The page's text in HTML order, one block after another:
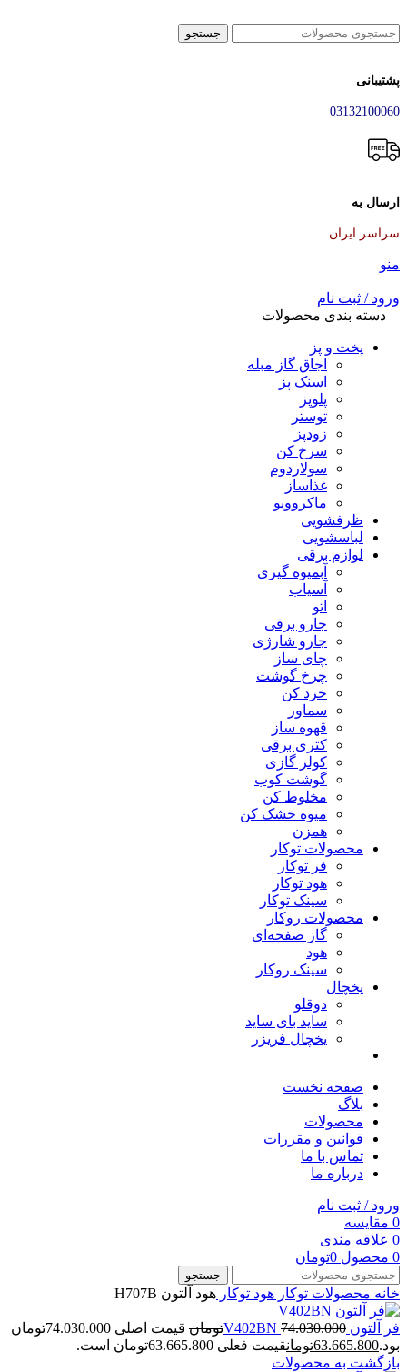
جستجو
پشتیبانی
03132100060
ارسال به
سراسر ایران
منو
ورود / ثبت نام
دسته بندی محصولات
پخت و پز
اجاق گاز مبله
اسنک پز
پلوپز
توستر
زودپز
سرخ کن
سولاردوم
غذاساز
ماکروویو
ظرفشویی
لباسشویی
لوازم برقی
آبمیوه گیری
آسیاب
اتو
جارو برقی
جارو شارژی
چای ساز
چرخ گوشت
خرد کن
سماور
قهوه ساز
کتری برقی
کولر گازی
گوشت کوب
مخلوط کن
میوه خشک کن
همزن
محصولات توکار
فر توکار
هود توکار
سینک توکار
محصولات روکار
گاز صفحه‌ای
هود
سینک روکار
یخچال
دوقلو
ساید بای ساید
یخچال فریزر
صفحه نخست
بلاگ
محصولات
قوانین و مقررات
تماس با ما
درباره ما
ورود / ثبت نام
0 مقایسه
0 علاقه مندی
0 محصول 0تومان
جستجو
خانه محصولات توکار هود توکار هود آلتون H707B
فر آلتون V402BN 74.030.000 تومان
قیمت اصلی 74.030.000تومان
بود.63.665.800تومانقیمت فعلی 63.665.800تومان است.
بازگشت به محصولات